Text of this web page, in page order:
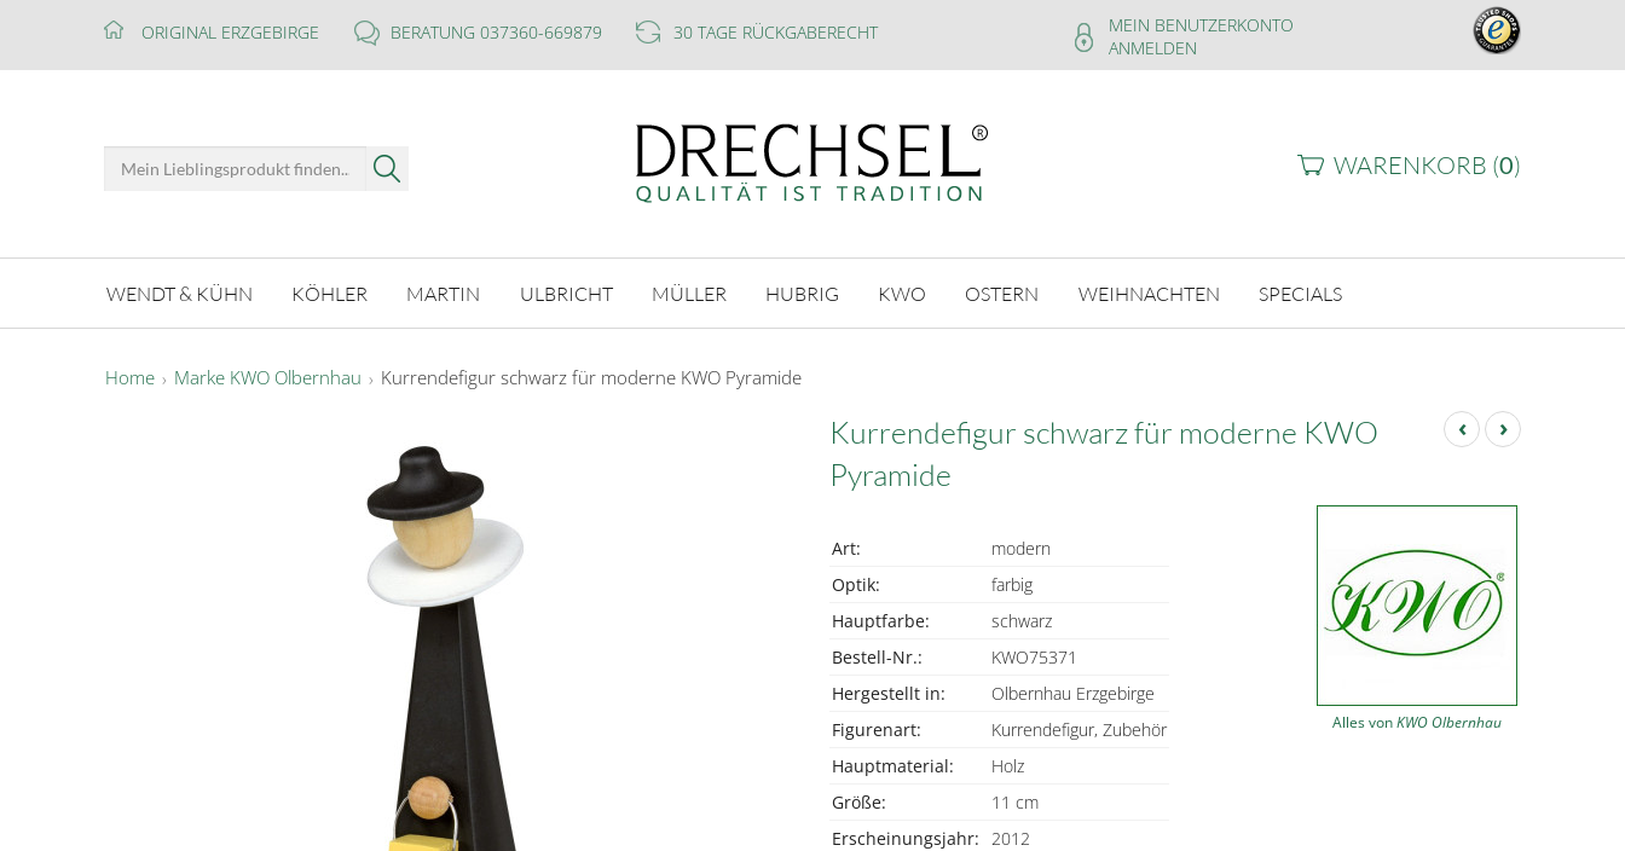
ORIGINAL ERZGEBIRGE BERATUNG 037360-669879 30 TAGE RÜCKGABERECHT
MEIN BENUTZERKONTO
ANMELDEN
WARENKORB (0)
WENDT & KÜHN KÖHLER MARTIN ULBRICHT MÜLLER HUBRIG KWO OSTERN WEIHNACHTEN SPECIALS
Home Marke KWO Olbernhau Kurrendefigur schwarz für moderne KWO Pyramide
‹ ›
Kurrendefigur schwarz für moderne KWO
Pyramide
Art:
modern
Optik:
farbig
Hauptfarbe:
schwarz
Bestell-Nr.:
KWO75371
Hergestellt in:
Olbernhau Erzgebirge
Figurenart:
Kurrendefigur, Zubehör
Hauptmaterial:
Holz
Größe:
11 cm
Erscheinungsjahr: 2012
Alles vonKWO Olbernhau